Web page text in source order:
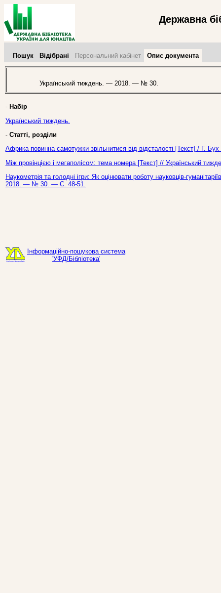
Державна
Пошук Відібрані Персональний кабінет Опис документа
Український тиждень. — 2018. — № 30.
- Набір
Український тиждень.
- Статті, розділи
Африка повинна самотужки звільнитися від відсталості [Текст] /
Між провінцією і мегаполісом: тема номера [Текст] // Український
Наукометрія та голодні ігри: Як оцінювати роботу науковців-
2018. — № 30. — С. 48-51.
Інформаційно-пошукова система
'УФД/Бібліотека'